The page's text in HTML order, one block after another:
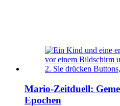
Mario-Zeitduell:
Epochen